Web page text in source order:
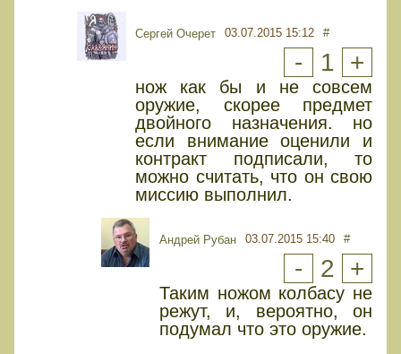
Сергей Очерет 03.07.2015 15:12 #
- 1 +
нож как бы и не совсем
оружие, скорее предмет
двойного назначения. но
если внимание оценили и
контракт подписали, то
можно считать, что он свою
миссию выполнил.
Андрей Рубан 03.07.2015 15:40 #
- 2 +
Таким ножом колбасу не
режут, и, вероятно, он
подумал что это оружие.